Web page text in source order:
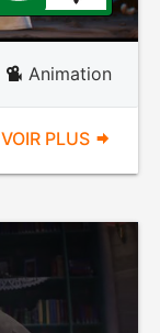
Animation
VOIR PLUS